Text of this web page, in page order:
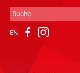
Suchformular
Suche
EN FacebookInstagram